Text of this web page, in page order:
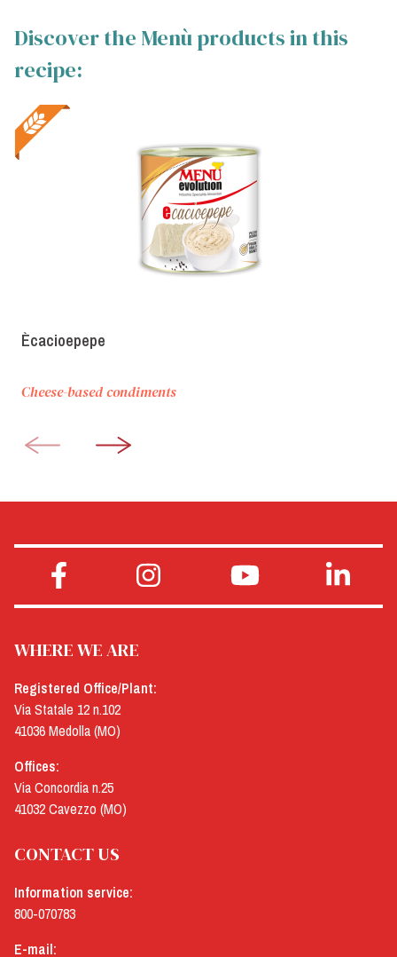
Discover the Menù products in this
recipe:
Ècacioepepe
Cheese-based condiments
WHERE WE ARE
Registered Office/Plant:
Via Statale 12 n.102
41036 Medolla (MO)
Offices:
Via Concordia n.25
41032 Cavezzo (MO)
CONTACT US
Information service:
800-070783
E-mail: